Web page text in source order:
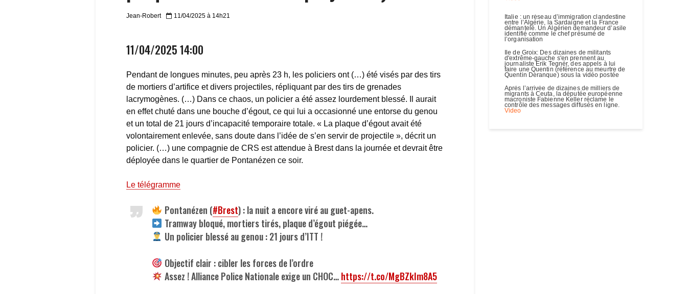
Jean-Robert 11/04/2025 à 14h21
11/04/2025 14:00
Pendant de longues minutes, peu après 23 h, les policiers ont (…) été visés par des tirs
de mortiers d’artifice et divers projectiles, répliquant par des tirs de grenades
lacrymogènes. (…) Dans ce chaos, un policier a été assez lourdement blessé. Il aurait
en effet chuté dans une bouche d’égout, ce qui lui a occasionné une entorse du genou
et un total de 21 jours d’incapacité temporaire totale. « La plaque d’égout avait été
volontairement enlevée, sans doute dans l’idée de s’en servir de projectile », décrit un
policier. (…) une compagnie de CRS est attendue à Brest dans la journée et devrait être
déployée dans le quartier de Pontanézen ce soir.
Le télégramme
Pontanézen (#Brest) : la nuit a encore viré au guet-apens.
Tramway bloqué, mortiers tirés, plaque d’égout piégée…
Un policier blessé au genou : 21 jours d’ITT !
Objectif clair : cibler les forces de l’ordre
Assez ! Alliance Police Nationale exige un CHOC…https://t.co/MgBZkIm8A5